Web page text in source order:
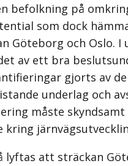
befolkning på
som dock
Göteborg och
av ett bra
gjorts av
underlag och
måste
kring
lyftas att sträckan